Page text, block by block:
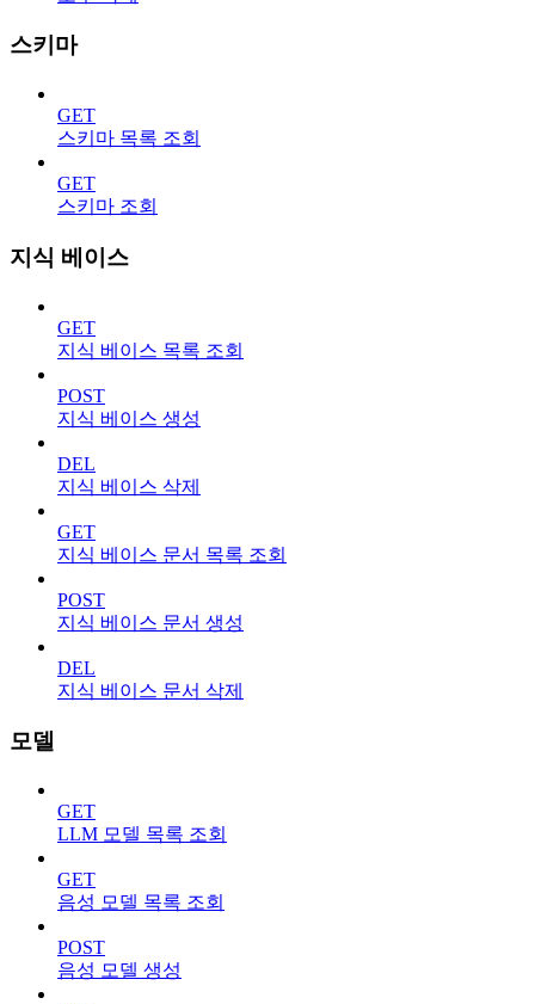
스키마
GET
스키마 목록 조회
GET
스키마 조회
지식 베이스
GET
지식 베이스 목록 조회
POST
지식 베이스 생성
DEL
지식 베이스 삭제
GET
지식 베이스 문서 목록 조회
POST
지식 베이스 문서 생성
DEL
지식 베이스 문서 삭제
모델
GET
LLM 모델 목록 조회
GET
음성 모델 목록 조회
POST
음성 모델 생성